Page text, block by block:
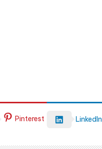
Pinterest LinkedIn